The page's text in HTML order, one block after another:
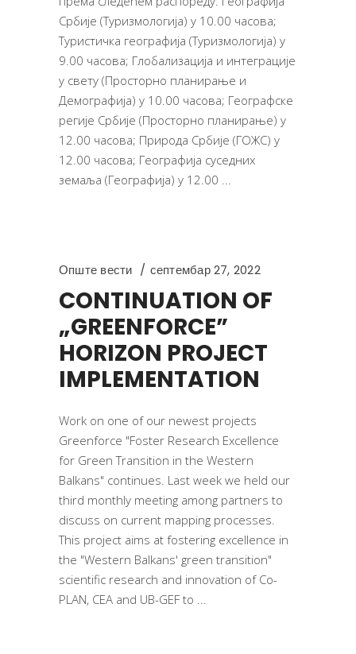
Србије (Туризмологија) у 10.00 часова;
Туристичка географија (Туризмологија) у
9.00 часова; Глобализација и интеграције
у свету (Просторно планирање и
Демографија) у 10.00 часова; Географске
регије Србије (Просторно планирање) у
12.00 часова; Природа Србије (ГОЖС) у
12.00 часова; Географија суседних
земаља (Географија) у 12.00
Опште вести септембар 27, 2022
CONTINUATION OF
„GREENFORCE”
HORIZON PROJECT
IMPLEMENTATION
Work on one of our newest projects
Greenforce "Foster Research Excellence
for Green Transition in the Western
Balkans" continues. Last week we held our
third monthly meeting among partners to
discuss on current mapping processes.
This project aims at fostering excellence in
the "Western Balkans' green transition"
scientific research and innovation of Co-
PLAN, CEA and UB-GEF to